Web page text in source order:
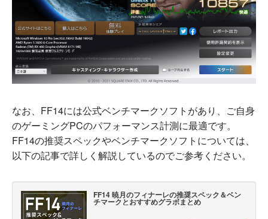
なお、FF14には公式ベンチマークソフトがあり、ご自身
のゲーミングPCのパフォーマンス計測に最適です。
FF14の推奨スペックやベンチマークソフトについては、
以下の記事で詳しく解説しているのでご参考ください。
FF14 暁月のフィナーレの推奨スペック＆ベン
チマークとおすすめグラボまとめ